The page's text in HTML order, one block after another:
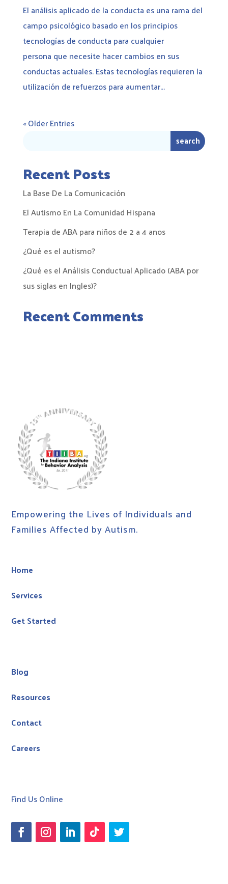
El análisis aplicado de la conducta es una rama del
campo psicológico basado en los principios
tecnologías de conducta para cualquier
persona que necesite hacer cambios en sus
conductas actuales. ​Estas tecnologías requieren la
utilización de refuerzos para aumentar...
« Older Entries
Recent Posts
La Base De La Comunicación
El Autismo En La Comunidad Hispana
Terapia de ABA para niños de 2 a 4 anos
¿Qué es el autismo?
¿Qué es el Análisis Conductual Aplicado (ABA por
sus siglas en Ingles)?
Recent Comments
Empowering the Lives of Individuals and
Families Affected by Autism.
Home
Services
Get Started
Blog
Resources
Contact
Careers
Find Us Online